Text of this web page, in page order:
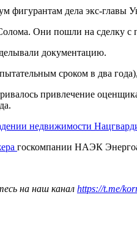
фигурантам дела экс-главы
Они пошли на сделку с
документацию.
сроком в два
привлечение
недвижимости
госкомпании НАЭК
на наш канал https://t.me/